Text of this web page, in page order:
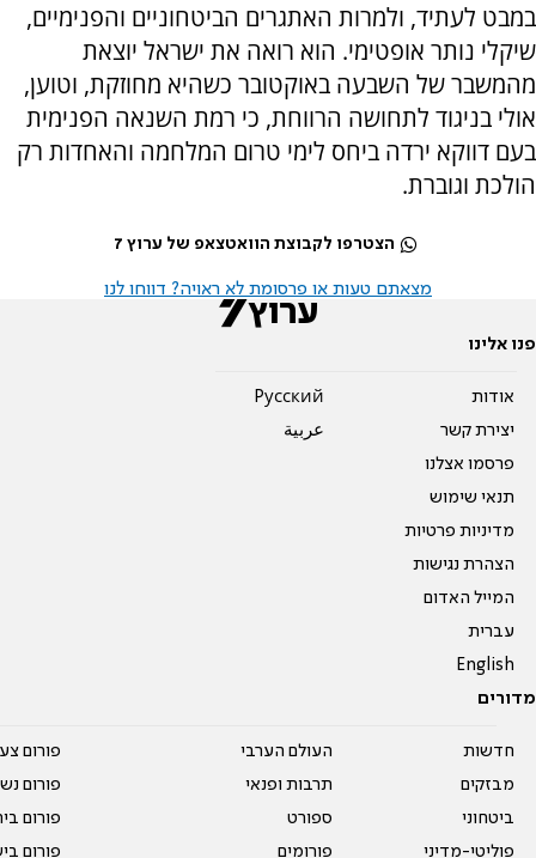
במבט לעתיד, ולמרות האתגרים הביטחוניים והפנימיים,
שיקלי נותר אופטימי. הוא רואה את ישראל יוצאת
מהמשבר של השבעה באוקטובר כשהיא מחוזקת, וטוען,
אולי בניגוד לתחושה הרווחת, כי רמת השנאה הפנימית
בעם דווקא ירדה ביחס לימי טרום המלחמה והאחדות רק
הולכת וגוברת.
הצטרפו לקבוצת הוואטצאפ של ערוץ 7
מצאתם טעות או פרסומת לא ראויה? דווחו לנו
פנו אלינו
אודות
יצירת קשר
פרסמו אצלנו
תנאי שימוש
מדיניות פרטיות
הצהרת נגישות
המייל האדום
עברית
English
Pусский
عربية
מדורים
חדשות
מבזקים
ביטחוני
פוליטי-מדיני
העולם הערבי
תרבות ופנאי
ספורט
פורומים
פורום
פורום
פורום
פורום